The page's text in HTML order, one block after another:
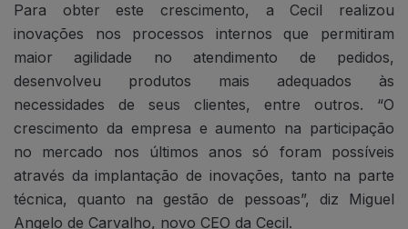
Para obter este crescimento, a Cecil realizou
inovações nos processos internos que permitiram
maior agilidade no atendimento de pedidos,
desenvolveu produtos mais adequados às
necessidades de seus clientes, entre outros. “O
crescimento da empresa e aumento na participação
no mercado nos últimos anos só foram possíveis
através da implantação de inovações, tanto na parte
técnica, quanto na gestão de pessoas”, diz Miguel
Angelo de Carvalho, novo CEO da Cecil.